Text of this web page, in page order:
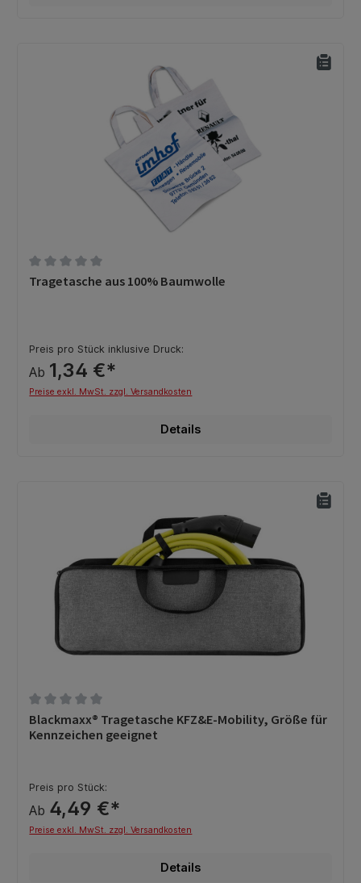
Durchschnittliche Bewertung von 0 von 5 Sternen
Tragetasche aus 100% Baumwolle
Preis pro Stück inklusive Druck:
Ab 1,34 €*
Preise exkl. MwSt. zzgl. Versandkosten
Details
Durchschnittliche Bewertung von 0 von 5 Sternen
Blackmaxx® Tragetasche KFZ&E-Mobility, Größe für
Kennzeichen geeignet
Preis pro Stück:
Ab 4,49 €*
Preise exkl. MwSt. zzgl. Versandkosten
Details